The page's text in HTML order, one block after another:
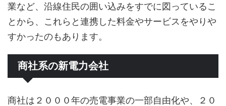
業など、沿線住民の囲い込みをすでに図っているこ
とから、これらと連携した料金やサービスをやりや
すかったのもあります。
商社系の新電力会社
商社は２０００年の売電事業の一部自由化や、２０